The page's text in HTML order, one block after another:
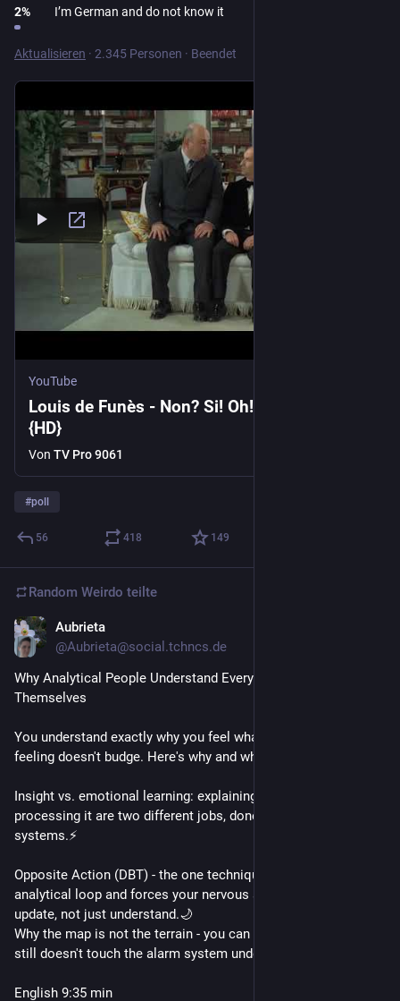
2% I’m German and do not know it
Aktualisieren · 2.345 Personen · Beendet
YouTube
Louis de Funès - Non? Si! Oh! (Jo, 1971)
{HD}
Von TV Pro 9061
#poll
56 418 149
Random Weirdo teilte
Aubrieta
@Aubrieta@social.tchncs.de
Why Analytical People Understand Everything, Except
Themselves
You understand exactly why you feel what you feel, but the
feeling doesn't budge. Here's why and what to do about it.
Insight vs. emotional learning: explaining a feeling and
processing it are two different jobs, done by different
systems.⚡
Opposite Action (DBT) - the one technique that bypasses the
analytical loop and forces your nervous system to actually
update, not just understand.🌙
Why the map is not the terrain - you can list every trigger. That
still doesn't touch the alarm system underneath.
English 9:35 min